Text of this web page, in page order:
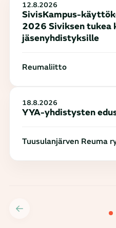
12.8.2026
SivisKampus-
2026 Siviksen
jäsenyhdistyksille
Reumaliitto
18.8.2026
YYA-yhdistysten
Tuusulanjärven Reuma